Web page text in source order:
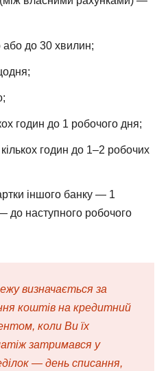
до 30 хвилин;
годин до 1 робочого дня;
годин до 1–2 робочих
іншого банку — 1
до наступного робочого
визначається за
коштів на кредитний
коли Ви їх
затримався у
— день списання,